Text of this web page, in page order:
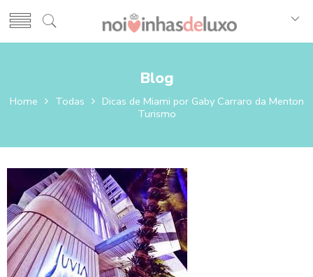
Blog
Home Todas
Dicas de Miami por Gaby Carraro da Menton
Turismo